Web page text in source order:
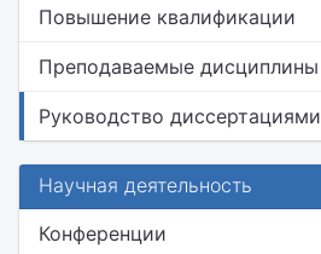
Повышение квалификации
Преподаваемые дисциплины
Руководство диссертациями
Научная деятельность
Конференции